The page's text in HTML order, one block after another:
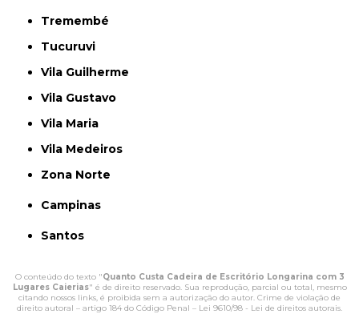
Tremembé
Tucuruvi
Vila Guilherme
Vila Gustavo
Vila Maria
Vila Medeiros
Zona Norte
Campinas
Santos
O conteúdo do texto "Quanto Custa Cadeira de Escritório Longarina com 3
Lugares Caierias" é de direito reservado. Sua reprodução, parcial ou total, mesmo
citando nossos links, é proibida sem a autorização do autor. Crime de violação de
direito autoral – artigo 184 do Código Penal – Lei 9610/98 - Lei de direitos autorais.